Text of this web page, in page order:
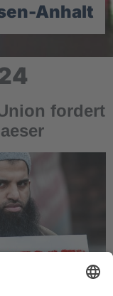
Anhalt
fordert